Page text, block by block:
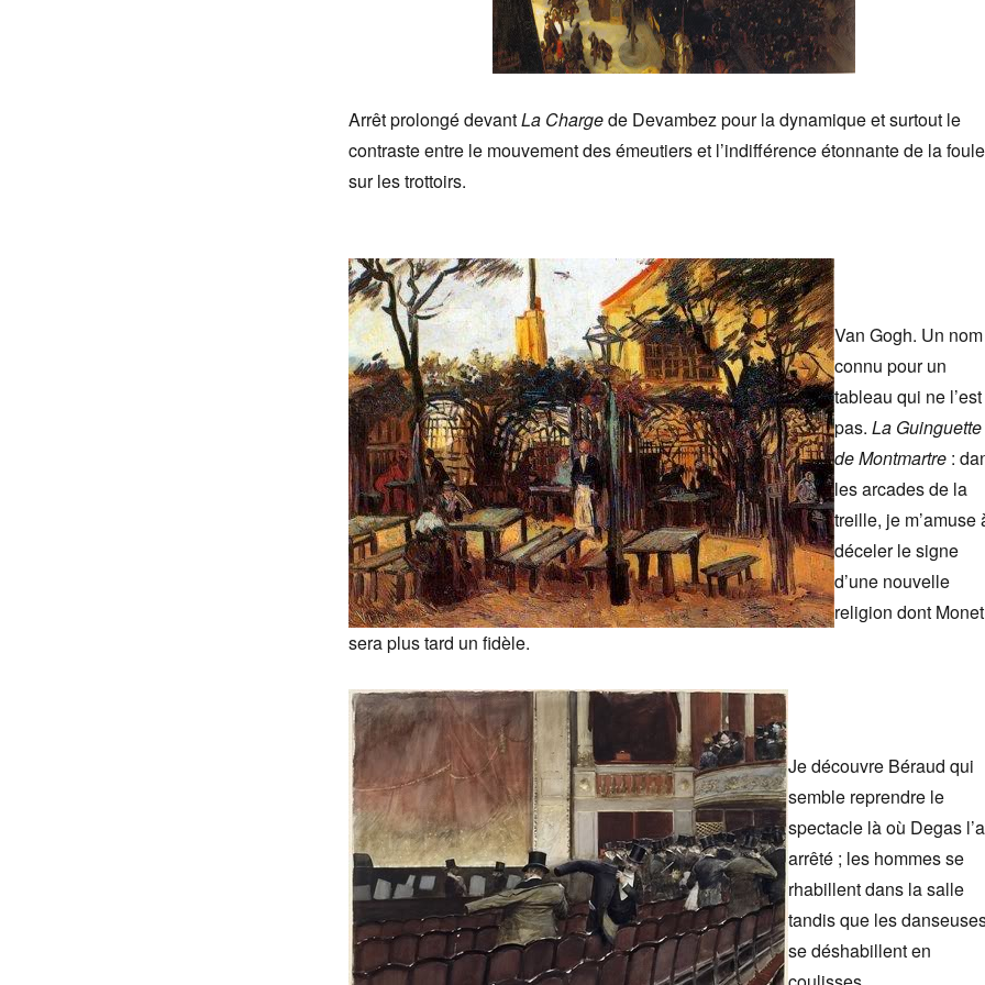
Arrêt prolongé devantLa Chargede Devambez pour la dynamique et surtout le
contraste entre le mouvement des émeutiers et l’indifférence étonnante de la foule
sur les trottoirs.
Van Gogh. Un nom
connu pour un
tableau qui ne l’est
pas. La Guinguette
deMontmartre:
les arcades de la
treille, je m’amuse
déceler le signe
d’une nouvelle
religion dont Monet
sera plus tard un fidèle.
Je découvre Béraud qui
semble reprendre le
spectacle là où Degas l’a
arrêté ; les hommes se
rhabillent dans la salle
tandis que les
se déshabillent en